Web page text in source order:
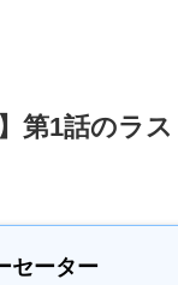
第1話のラ
セーター